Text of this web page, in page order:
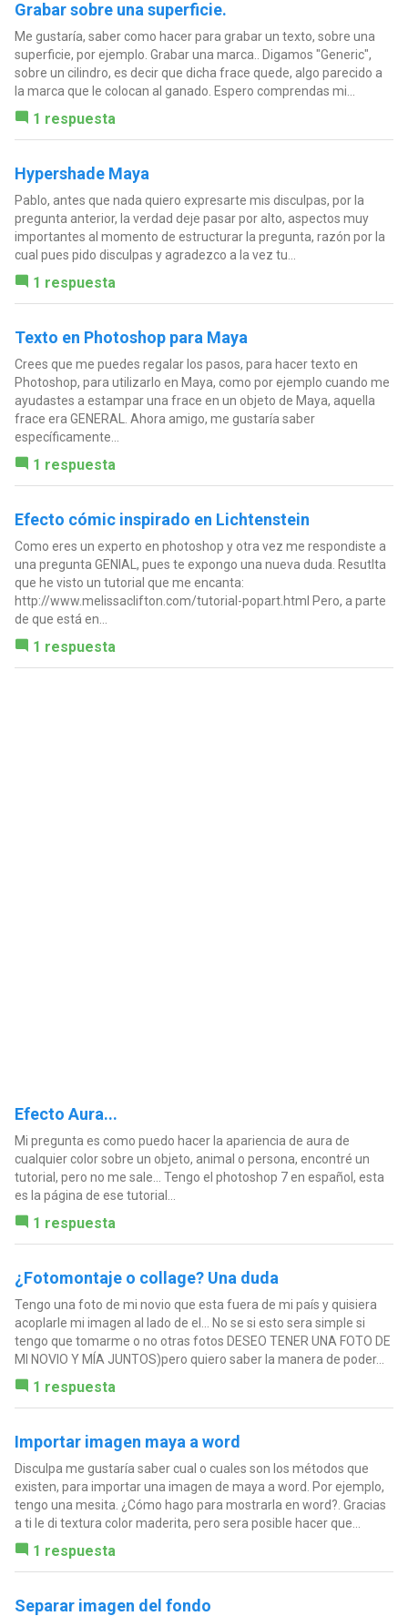
Grabar sobre una superficie.
Me gustaría, saber como hacer para grabar un texto, sobre una
superficie, por ejemplo. Grabar una marca.. Digamos "Generic",
sobre un cilindro, es decir que dicha frace quede, algo parecido a
la marca que le colocan al ganado. Espero comprendas mi...
1 respuesta
Hypershade Maya
Pablo, antes que nada quiero expresarte mis disculpas, por la
pregunta anterior, la verdad deje pasar por alto, aspectos muy
importantes al momento de estructurar la pregunta, razón por la
cual pues pido disculpas y agradezco a la vez tu...
1 respuesta
Texto en Photoshop para Maya
Crees que me puedes regalar los pasos, para hacer texto en
Photoshop, para utilizarlo en Maya, como por ejemplo cuando me
ayudastes a estampar una frace en un objeto de Maya, aquella
frace era GENERAL. Ahora amigo, me gustaría saber
específicamente...
1 respuesta
Efecto cómic inspirado en Lichtenstein
Como eres un experto en photoshop y otra vez me respondiste a
una pregunta GENIAL, pues te expongo una nueva duda. Resutlta
que he visto un tutorial que me encanta:
http://www.melissaclifton.com/tutorial-popart.html Pero, a parte
de que está en...
1 respuesta
Efecto Aura...
Mi pregunta es como puedo hacer la apariencia de aura de
cualquier color sobre un objeto, animal o persona, encontré un
tutorial, pero no me sale... Tengo el photoshop 7 en español, esta
es la página de ese tutorial...
1 respuesta
¿Fotomontaje o collage? Una duda
Tengo una foto de mi novio que esta fuera de mi país y quisiera
acoplarle mi imagen al lado de el... No se si esto sera simple si
tengo que tomarme o no otras fotos DESEO TENER UNA FOTO DE
MI NOVIO Y MÍA JUNTOS)pero quiero saber la manera de poder...
1 respuesta
Importar imagen maya a word
Disculpa me gustaría saber cual o cuales son los métodos que
existen, para importar una imagen de maya a word. Por ejemplo,
tengo una mesita. ¿Cómo hago para mostrarla en word?. Gracias
a ti le di textura color maderita, pero sera posible hacer que...
1 respuesta
Separar imagen del fondo